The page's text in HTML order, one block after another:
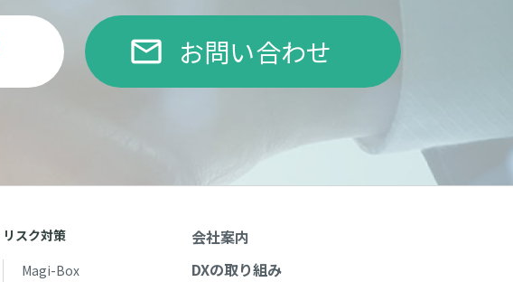
email お問い合わせ
リスク対策
Magi-Box
会社案内
DXの取り組み